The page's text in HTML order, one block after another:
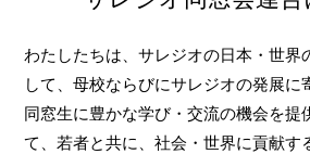
わたしたちは、サレジオの日本・世界
して、 母校ならびにサレジオの発展に
同窓生に豊かな学び・交流の機会を提
て、若者と共に、社会・世界に貢献す